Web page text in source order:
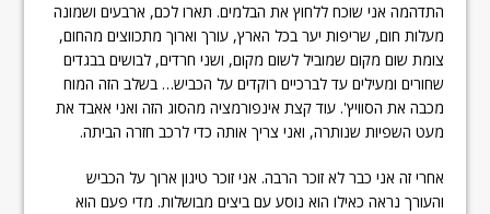
התדהמה אני שוכח ללחוץ את הבלמים. תארו לכם, ארבעים ושמונה
מעלות חום, שריפות יער בכל הארץ, עורך וארוך מתכווצים מהחום,
צומת שום מקום שמוביל לשום מקום, ושני חרדים, לבושים בבגדים
שחורים ומעילים עד לברכיים רוקדים על הכביש… בשלב הזה המוח
מכבה את הסוויץ'. עוד קצת אינפורמציה מהסוג הזה ואני אאבד את
מעט השפיות שנותרה, ואני צריך אותה כדי לרכב חזרה הביתה.
אחרי זה אני כבר לא זוכר הרבה. אני זוכר טיגון ארוך על הכביש
והעורך נראה כאילו הוא נוסע עם ביצים מבושלות. מדי פעם הוא